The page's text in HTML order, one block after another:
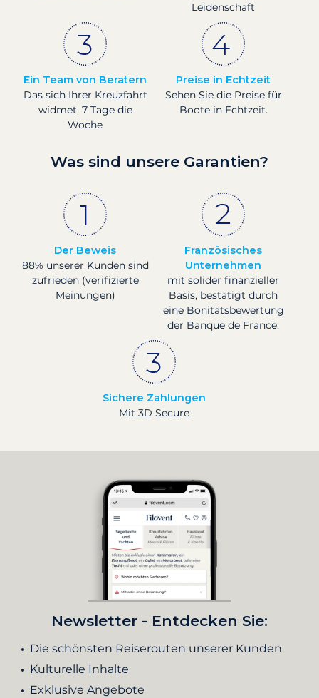
Leidenschaft
Ein Team von Beratern
Das sich Ihrer Kreuzfahrt
widmet, 7 Tage die
Woche
Preise in Echtzeit
Sehen Sie die Preise für
Boote in Echtzeit.
Was sind unsere Garantien?
Der Beweis
88% unserer Kunden sind
zufrieden (verifizierte
Meinungen)
Französisches
Unternehmen
mit solider finanzieller
Basis, bestätigt durch
eine Bonitätsbewertung
der Banque de France.
Sichere Zahlungen
Mit 3D Secure
Newsletter - Entdecken Sie:
Die schönsten Reiserouten unserer Kunden
Kulturelle Inhalte
Exklusive Angebote